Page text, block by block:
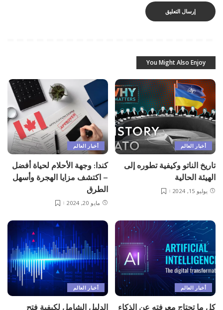
You Might Also Enjoy
أخبار العالم
تاريخ الناتو وكيفية تطوره إلى
الهيئة الحالية
يوليو 15, 2024
أخبار العالم
كندا: وجهة الأحلام لحياة أفضل
– اكتشف مزايا الهجرة وأسهل
الطرق
مايو 20, 2024
أخبار العالم
كل ما تحتاج معرفته عن الذكاء
أخبار العالم
الدليل الشامل لكيفية فتح